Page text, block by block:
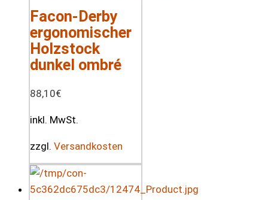
Facon-Derby
ergonomischer
Holzstock
dunkel ombré
88,10€
inkl. MwSt.
zzgl. Versandkosten